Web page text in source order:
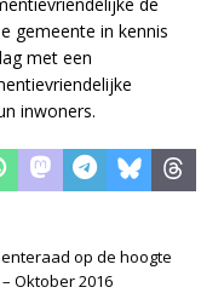
gemeente in kennis
met een
inwoners.
op de hoogte
Oktober 2016